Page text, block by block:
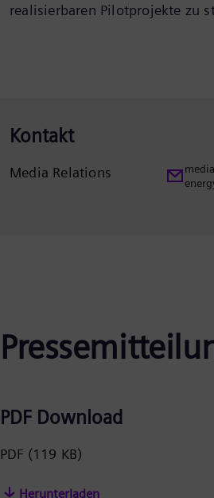
realisierbaren Pilotprojekte zu
Kontakt
Media Relations
PDF Download
PDF (119 KB)
Herunterladen